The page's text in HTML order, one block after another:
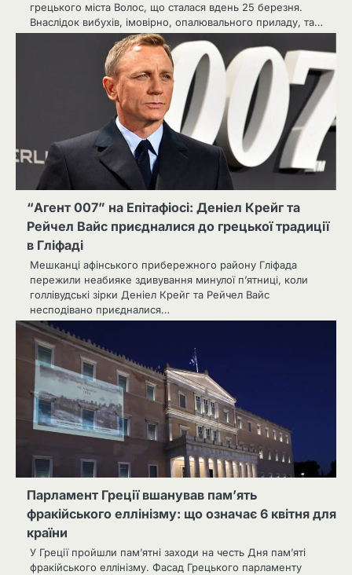
грецького міста Волос, що сталася вдень 25 березня.
Внаслідок вибухів, імовірно, опалювального приладу, та…
“Агент 007” на Епітафіосі: Деніел Крейг та
Рейчел Вайс приєдналися до грецької традиції
в Гліфаді
Мешканці афінського прибережного району Гліфада
пережили неабияке здивування минулої п’ятниці, коли
голлівудські зірки Деніел Крейг та Рейчел Вайс
несподівано приєдналися…
Парламент Греції вшанував пам’ять
фракійського еллінізму: що означає 6 квітня для
країни
У Греції пройшли пам’ятні заходи на честь Дня пам’яті
фракійського еллінізму. Фасад Грецького парламенту